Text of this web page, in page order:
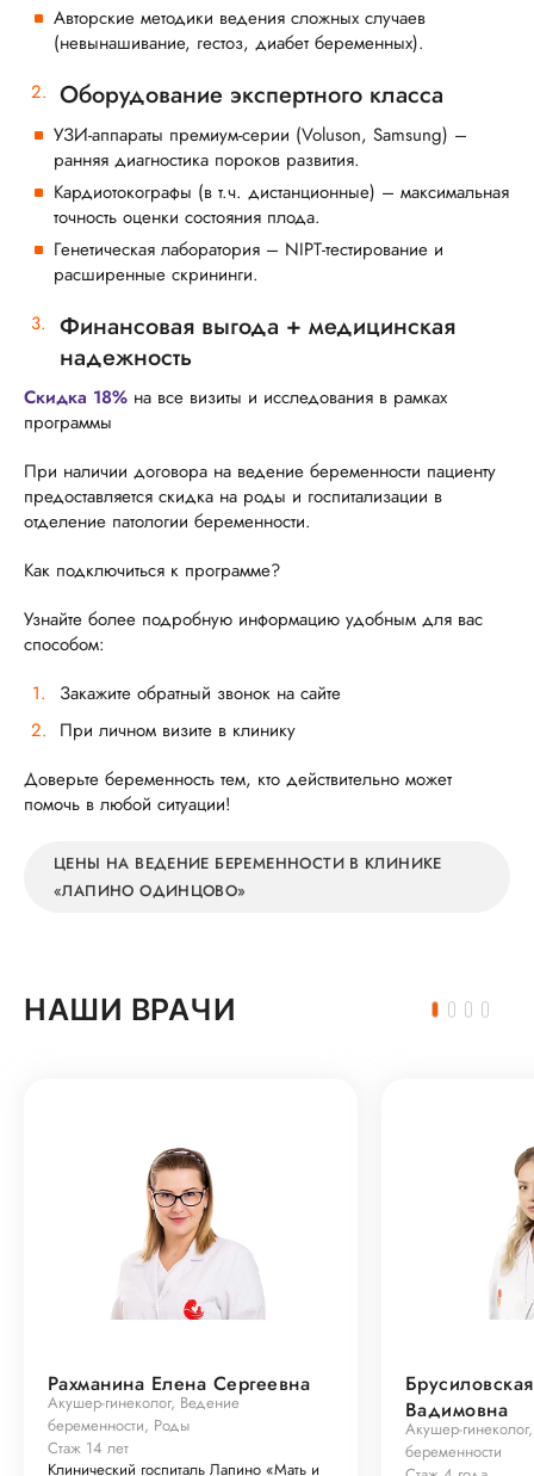
Авторские методики ведения сложных случаев
(невынашивание, гестоз, диабет беременных).
Оборудование экспертного класса
УЗИ-аппараты премиум-серии (Voluson, Samsung) –
ранняя диагностика пороков развития.
Кардиотокографы (в т.ч. дистанционные) – максимальная
точность оценки состояния плода.
Генетическая лаборатория – NIPT-тестирование и
расширенные скрининги.
Финансовая выгода + медицинская
надежность
Скидка 18% на все визиты и исследования в рамках
программы
При наличии договора на ведение беременности пациенту
предоставляется скидка на роды и госпитализации в
отделение патологии беременности.
Как подключиться к программе?
Узнайте более подробную информацию удобным для вас
способом:
Закажите обратный звонок на сайте
При личном визите в клинику
Доверьте беременность тем, кто действительно может
помочь в любой ситуации!
ЦЕНЫ НА ВЕДЕНИЕ БЕРЕМЕННОСТИ В КЛИНИКЕ
«ЛАПИНО ОДИНЦОВО»
НАШИ ВРАЧИ
Рахманина Елена Сергеевна
Акушер-гинеколог, Ведение
беременности, Роды
Стаж 14 лет
Клинический госпиталь Лапино «Мать и
Вадимовна
Акушер-
беременности